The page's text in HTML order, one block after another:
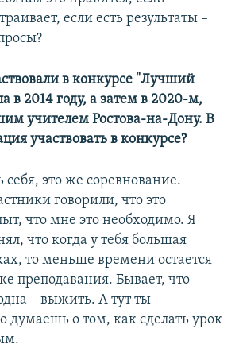
если есть результаты –
в конкурсе "Лучший
в 2014 году, а затем в 2020-м,
учителем Ростова-на-Дону. В
участвовать в конкурсе?
себя, это же соревнование.
говорили, что это
что мне это необходимо. Я
что когда у тебя большая
то меньше времени остается
преподавания. Бывает, что
– выжить. А тут ты
думаешь о том, как сделать урок